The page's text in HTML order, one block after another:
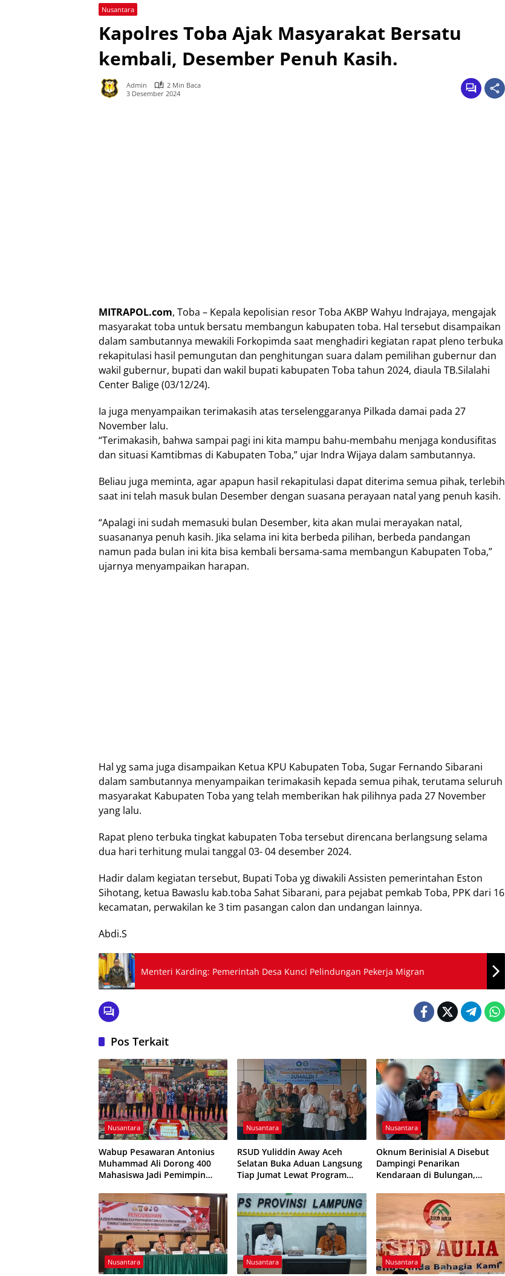
Nusantara
Kapolres Toba Ajak Masyarakat Bersatu
kembali, Desember Penuh Kasih.
Admin
2 Min Baca
3 Desember 2024
MITRAPOL.com, Toba – Kepala kepolisian resor Toba AKBP Wahyu Indrajaya, mengajak
masyarakat toba untuk bersatu membangun kabupaten toba. Hal tersebut disampaikan
dalam sambutannya mewakili Forkopimda saat menghadiri kegiatan rapat pleno terbuka
rekapitulasi hasil pemungutan dan penghitungan suara dalam pemilihan gubernur dan
wakil gubernur, bupati dan wakil bupati kabupaten Toba tahun 2024, diaula TB.Silalahi
Center Balige (03/12/24).
Ia juga menyampaikan terimakasih atas terselenggaranya Pilkada damai pada 27
November lalu.
“Terimakasih, bahwa sampai pagi ini kita mampu bahu-membahu menjaga kondusifitas
dan situasi Kamtibmas di Kabupaten Toba,” ujar Indra Wijaya dalam sambutannya.
Beliau juga meminta, agar apapun hasil rekapitulasi dapat diterima semua pihak, terlebih
saat ini telah masuk bulan Desember dengan suasana perayaan natal yang penuh kasih.
“Apalagi ini sudah memasuki bulan Desember, kita akan mulai merayakan natal,
suasananya penuh kasih. Jika selama ini kita berbeda pilihan, berbeda pandangan
namun pada bulan ini kita bisa kembali bersama-sama membangun Kabupaten Toba,”
ujarnya menyampaikan harapan.
Hal yg sama juga disampaikan Ketua KPU Kabupaten Toba, Sugar Fernando Sibarani
dalam sambutannya menyampaikan terimakasih kepada semua pihak, terutama seluruh
masyarakat Kabupaten Toba yang telah memberikan hak pilihnya pada 27 November
yang lalu.
Rapat pleno terbuka tingkat kabupaten Toba tersebut direncana berlangsung selama
dua hari terhitung mulai tanggal 03- 04 desember 2024.
Hadir dalam kegiatan tersebut, Bupati Toba yg diwakili Assisten pemerintahan Eston
Sihotang, ketua Bawaslu kab.toba Sahat Sibarani, para pejabat pemkab Toba, PPK dari 16
kecamatan, perwakilan ke 3 tim pasangan calon dan undangan lainnya.
Abdi.S
Menteri Karding: Pemerintah Desa Kunci Pelindungan Pekerja Migran
Pos Terkait
Nusantara
Wabup Pesawaran Antonius
Muhammad Ali Dorong 400
Mahasiswa Jadi Pemimpin
Nusantara
RSUD Yuliddin Away Aceh
Selatan Buka Aduan Langsung
Tiap Jumat Lewat Program
Nusantara
Oknum Berinisial A Disebut
Dampingi Penarikan
Kendaraan di Bulungan,
Nusantara Nusantara Nusantara